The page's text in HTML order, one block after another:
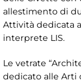
allestimento di
Attività dedicata
interprete LIS.
Le vetrate
dedicato alle Arti